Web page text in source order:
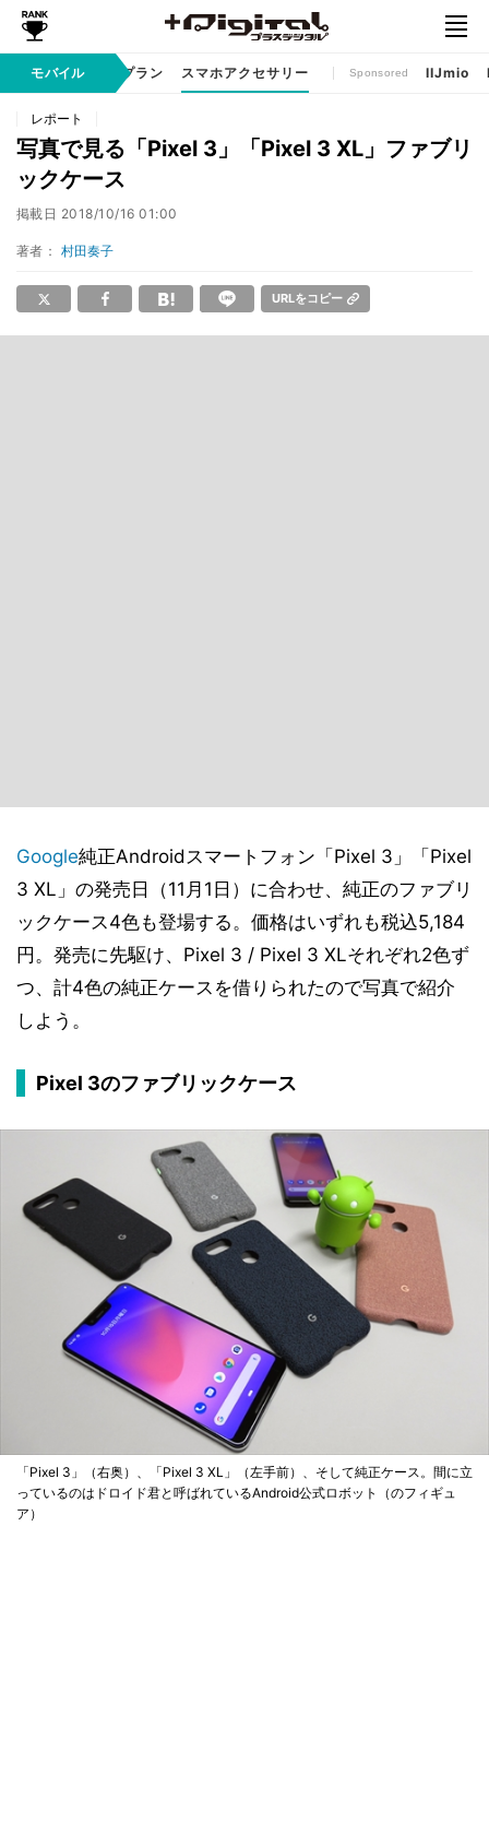
モバイル
ームアプリ 料金プラン スマホアクセサリー Sponsored IIJmio
レポート
写真で見る「Pixel 3」「Pixel 3 XL」ファブリ
ックケース
掲載日 2018/10/16 01:00
著者： 村田奏子
URLをコピー
Google純正Androidスマートフォン「Pixel 3」「Pixel
3 XL」の発売日（11月1日）に合わせ、純正のファブリ
ックケース4色も登場する。価格はいずれも税込5,184
円。発売に先駆け、Pixel 3 / Pixel 3 XLそれぞれ2色ず
つ、計4色の純正ケースを借りられたので写真で紹介
しよう。
Pixel 3のファブリックケース
「Pixel 3」（右奥）、「Pixel 3 XL」（左手前）、そして純正ケース。間に立
っているのはドロイド君と呼ばれているAndroid公式ロボット（のフィギュ
ア）